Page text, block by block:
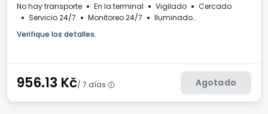
No hay transporte En la terminal Vigilado
Cercado
Servicio 24/7
Monitoreo 24/7
Iluminado
Verifique los detalles.
956.13 Kč/ 7 días Agotado